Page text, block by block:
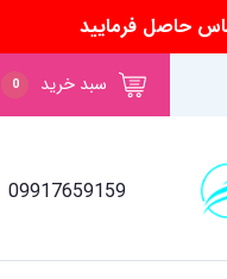
حاصل فرمایید
سبد خرید 0
09917659159